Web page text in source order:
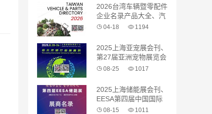
2026台湾车辆暨零配件
企业名录产品大全、汽
配 汽车零部件
04-18 1194
2025上海亚宠展会刊、
第27届亚洲宠物展览会
参展商名录
08-25 1017
2025上海储能展会刊、
EESA第四届中国国际
储能展览会参展商名录
08-15 1011